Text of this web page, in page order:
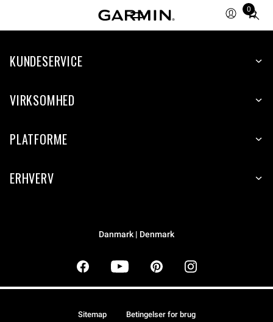
0
Total
items
cart:
KUNDESERVICE
VIRKSOMHED
PLATFORME
ERHVERV
Danmark | Denmark
Sitemap Betingelser for brug